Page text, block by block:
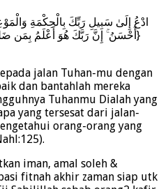
أَحْسَنُ ۚ إِنَّ رَبَّكَ هُوَ أَعْلَمُ بِمَن
jalan Tuhan-mu dengan
dan bantahlah mereka
Tuhanmu Dialah yang
yang tersesat dari jalan-
orang-orang yang
iman, amal soleh &
fitnah akhir zaman siap utk